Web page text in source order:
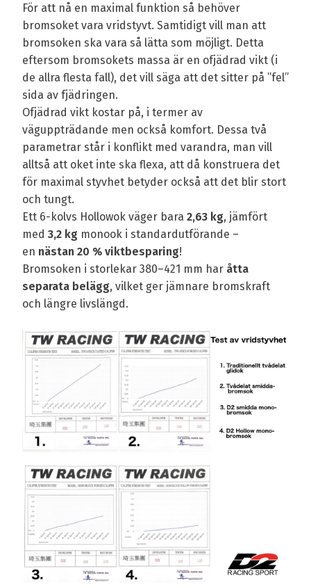
För att nå en maximal funktion så behöver
bromsoket vara vridstyvt. Samtidigt vill man att
bromsoken ska vara så lätta som möjligt. Detta
eftersom bromsokets massa är en ofjädrad vikt (i
de allra flesta fall), det vill säga att det sitter på ”fel”
sida av fjädringen.
Ofjädrad vikt kostar på, i termer av
väguppträdande men också komfort. Dessa två
parametrar står i konflikt med varandra, man vill
alltså att oket inte ska flexa, att då konstruera det
för maximal styvhet betyder också att det blir stort
och tungt.
Ett 6-kolvs Hollowok väger bara 2,63 kg, jämfört
med 3,2 kg monook i standardutförande –
en nästan 20 % viktbesparing!
Bromsoken i storlekar 380–421 mm har åtta
separata belägg, vilket ger jämnare bromskraft
och längre livslängd.